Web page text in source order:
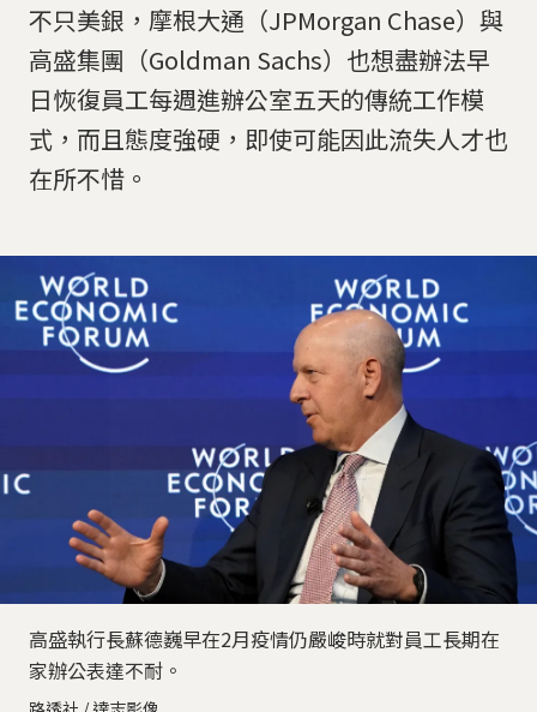
不只美銀，摩根大通（JPMorgan Chase）與
高盛集團（Goldman Sachs）也想盡辦法早
日恢復員工每週進辦公室五天的傳統工作模
式，而且態度強硬，即使可能因此流失人才也
在所不惜。
高盛執行長蘇德巍早在2月疫情仍嚴峻時就對員工長期在
家辦公表達不耐。